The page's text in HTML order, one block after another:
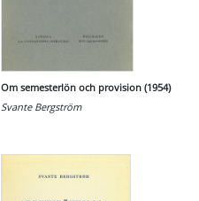
Om semesterlön och provision (1954)
Svante Bergström